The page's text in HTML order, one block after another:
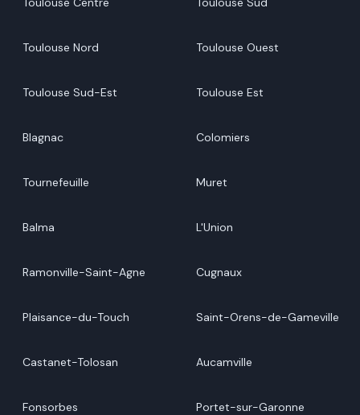
Toulouse Nord Toulouse Ouest
Toulouse Sud-Est Toulouse Est
Blagnac Colomiers
Tournefeuille Muret
Balma L'Union
Ramonville-Saint-Agne Cugnaux
Plaisance-du-Touch Saint-Orens-de-Gameville
Castanet-Tolosan Aucamville
Fonsorbes Portet-sur-Garonne